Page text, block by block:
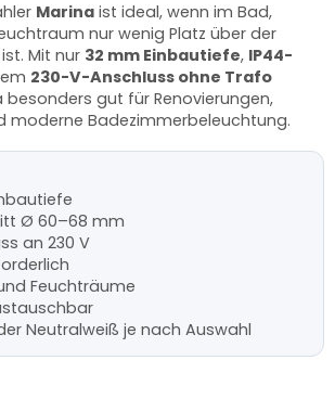
Marina ist ideal, wenn im Bad,
nur wenig Platz über der
Mit nur 32 mm Einbautiefe, IP44-
230-V-Anschluss ohne Trafo
besonders gut für Renovierungen,
moderne Badezimmerbeleuchtung.
Ø 60–68 mm
an 230 V
Feuchträume
Neutralweiß je nach Auswahl